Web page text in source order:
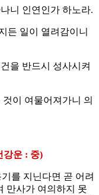
니 인연인가 하노라.
든 일이 열려감이니
을 반드시 성사시켜
이 여물어져가니 의
강운 : 중)
를 지닌다면 곧 어려
만사가 여의하지 못